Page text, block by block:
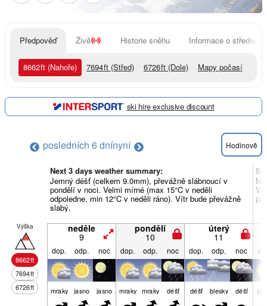
Předpověď Živě Historie sněhu Informace o středisku
8662ft (Nahoře) 7694ft (Střed) 6726ft (Dole) Mapy počasí
ski hire exclusive discount
posledních 6 dnínyní Hodinově
Next 3 days weather summary:
Jemný déšť (celkem 9.0mm), převážně slábnoucí v
pondělí v noci. Velmi mírné (max 15°C v neděli
odpoledne, min 12°C v neděli ráno). Vítr bude převážně
slabý.
Výška
8662ft
7694ft
6726ft
neděle
9
pondělí
10
úterý
11
dop. odp. noc dop. odp. noc dop. odp. noc
mraky jasno jasno mraky mraky déšť déšť blesky déšť